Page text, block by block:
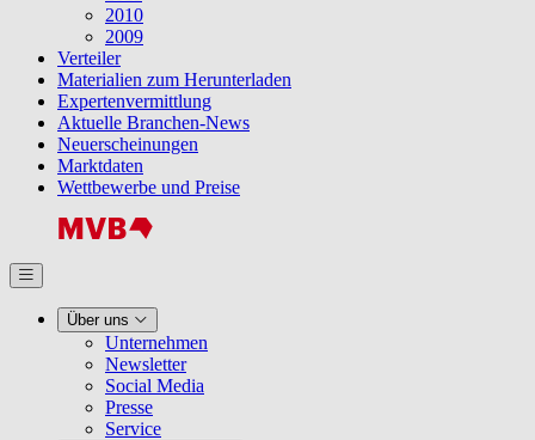
2010
2009
Verteiler
Materialien zum Herunterladen
Expertenvermittlung
Aktuelle Branchen-News
Neuerscheinungen
Marktdaten
Wettbewerbe und Preise
Über uns
Unternehmen
Newsletter
Social Media
Presse
Service